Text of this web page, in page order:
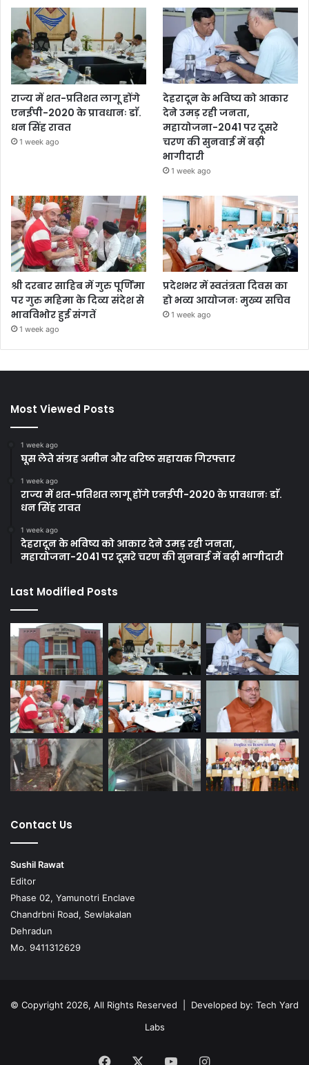
राज्य में शत-प्रतिशत लागू होंगे
एनईपी-2020 के प्रावधानः डाॅ.
धन सिंह रावत
1 week ago
देहरादून के भविष्य को आकार
देने उमड़ रही जनता,
महायोजना-2041 पर दूसरे
चरण की सुनवाई में बढ़ी
भागीदारी
1 week ago
श्री दरबार साहिब में गुरु पूर्णिमा
पर गुरु महिमा के दिव्य संदेश से
भावविभोर हुई संगतें
1 week ago
प्रदेशभर में स्वतंत्रता दिवस का
हो भव्य आयोजनः मुख्य सचिव
1 week ago
Most Viewed Posts
1 week ago
घूस लेते संग्रह अमीन और वरिष्ठ सहायक गिरफ्तार
1 week ago
राज्य में शत-प्रतिशत लागू होंगे एनईपी-2020 के प्रावधानः डाॅ.
धन सिंह रावत
1 week ago
देहरादून के भविष्य को आकार देने उमड़ रही जनता,
महायोजना-2041 पर दूसरे चरण की सुनवाई में बढ़ी भागीदारी
Last Modified Posts
Contact Us
Sushil Rawat
Editor
Phase 02, Yamunotri Enclave
Chandrbni Road, Sewlakalan
Dehradun
Mo. 9411312629
© Copyright 2026, All Rights Reserved | Developed by: Tech Yard
Labs
Facebook YouTubeInstagram